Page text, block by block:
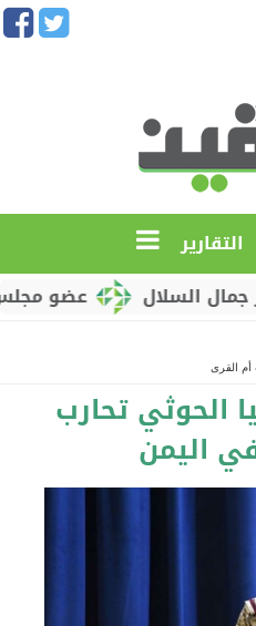
التقارير
عضو مجلس
السلال
أم القرى
الحوثي تحارب
اليمن